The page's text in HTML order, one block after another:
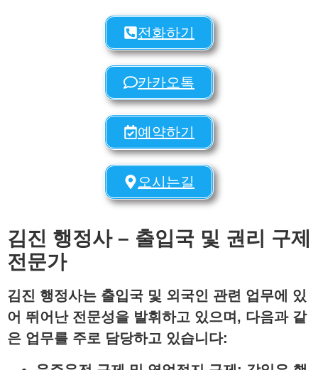
전화하기
카카오톡
예약하기
오시는길
김진 행정사 – 출입국 및 권리 구제
전문가
김진 행정사는 출입국 및 외국인 관련 업무에 있
어 뛰어난 전문성을 발휘하고 있으며, 다음과 같
은 업무를 주로 담당하고 있습니다: